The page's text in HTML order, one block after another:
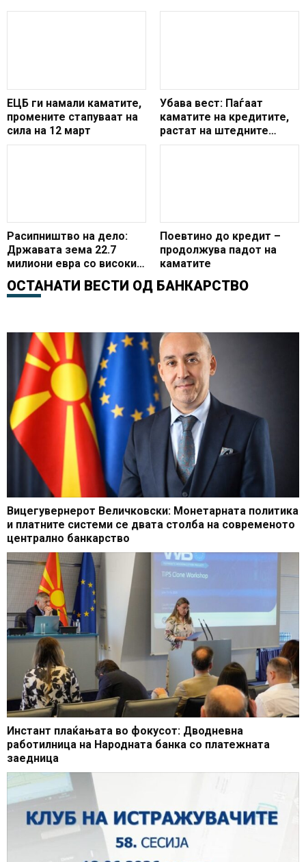
ЕЦБ ги намали каматите,
промените стапуваат на
сила на 12 март
Убава вест: Паѓаат
каматите на кредитите,
растат на штедните
влогови
Расипништво на дело:
Државата зема 22.7
милиони евра со високи
камати, идните
генерации ќе треба да
Поевтино до кредит –
продолжува падот на
каматите
ОСТАНАТИ ВЕСТИ ОД БАНКАРСТВО
Вицегувернерот Величковски: Монетарната политика
и платните системи се двата столба на современото
централно банкарство
Инстант плаќањата во фокусот: Дводневна
работилница на Народната банка со платежната
заедница